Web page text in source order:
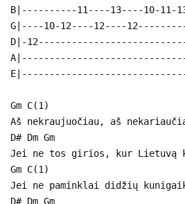
B|----------11----13----10-11-
G|----10-12----12----
D|-
Gm C(1)
Aš nekraujuočiau, aš
D# Dm Gm
Jei ne tos girios, kur Lietuvą
Gm C(1)
Jei ne paminklai didžių
D# Dm Gm